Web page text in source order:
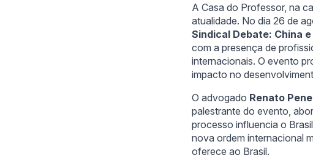
A Casa do Professor, na
atualidade. No dia 26 de
Sindical Debate: China
com a presença de
internacionais. O evento
impacto no
O advogado Renato
palestrante do evento,
processo influencia o
nova ordem internacional
oferece ao Brasil.